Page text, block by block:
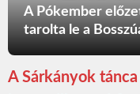
A Pókember
tarolta le a
A Sárkányok